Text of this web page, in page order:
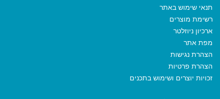
תנאי שימוש באתר
רשימת מוצרים
ארכיון ניוזלטר
מפת אתר
הצהרת נגישות
הצהרת פרטיות
זכויות יוצרים ושימוש בתכנים